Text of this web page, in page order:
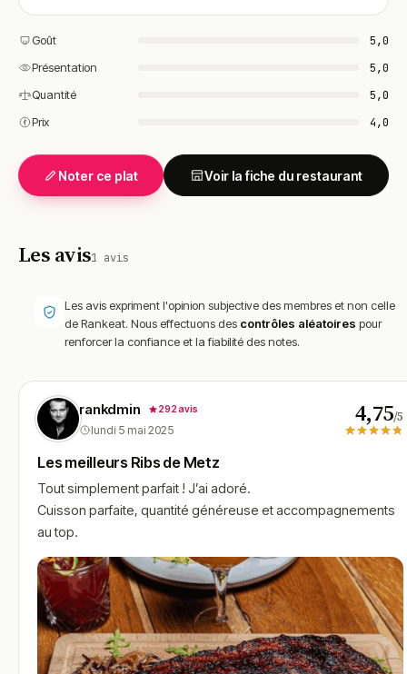
Goût
5,0
Présentation
5,0
Quantité
5,0
Prix
4,0
Noter ce plat Voir la fiche du restaurant
Les avis1 avis
Les avis expriment l'opinion subjective des membres et non celle
de Rankeat. Nous effectuons des contrôles aléatoires pour
renforcer la confiance et la fiabilité des notes.
rankdmin 292 avis
lundi 5 mai 2025
4,75/5
Les meilleurs Ribs de Metz
Tout simplement parfait ! J’ai adoré.
Cuisson parfaite, quantité généreuse et accompagnements
au top.